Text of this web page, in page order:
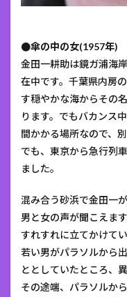
●傘の中の女(1957年)
金田一耕助は鏡ガ浦海
在中です。千葉県内房
す穏やかな海からその
ります。でもバカンス
間かかる場所なので、
でも、東京から急行列
ました。
混み合う砂浜で金田一
男と女の声が聞こえま
すれすれに立てかけて
若い男がパラソルから
ととしていたところ、
その途端、パラソルか